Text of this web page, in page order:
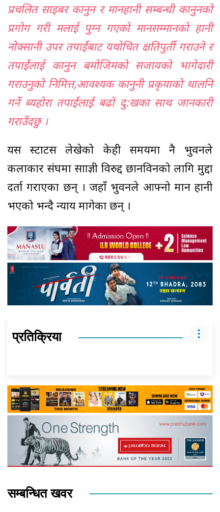
प्रचलित साइबर कानुन र मानहानी सम्बन्धी कानुनको
प्रगोग गरी मलाई पुग्न गएको मानसम्मानको हानी
नोक्सानी उपर तपाईंबाट यथोचित क्षतिपुर्ती गराउने र
तपाईंलाई कानुन बमोजिमको सजायको भागेदारी
गराउनुको निमित्त,आवश्यक कानुनी प्रकृयाको थालनि
गर्ने ब्यहोरा तपाईंलाई बढो दु:खका साथ जानकारी
गराउँदछु ।
यस स्टाटस लेखेको केही समयमा नै भुवनले
कलाकार संघमा साम्राज्ञी विरुद्द छानविनको लागि मुद्दा
दर्ता गराएका छन् । जहाँ भुवनले आफ्नो मान हानी
भएको भन्दै न्याय मागेका छन् ।
प्रतिक्रिया
सम्बन्धित खवर